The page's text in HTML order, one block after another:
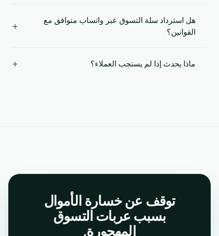
هل استرداد سلة التسوق عبر واتساب متوافق مع
القوانين؟
+
ماذا يحدث إذا لم يستجب العملاء؟ +
توقف عن خسارة الأموال
بسبب عربات التسوق
المهجورة.